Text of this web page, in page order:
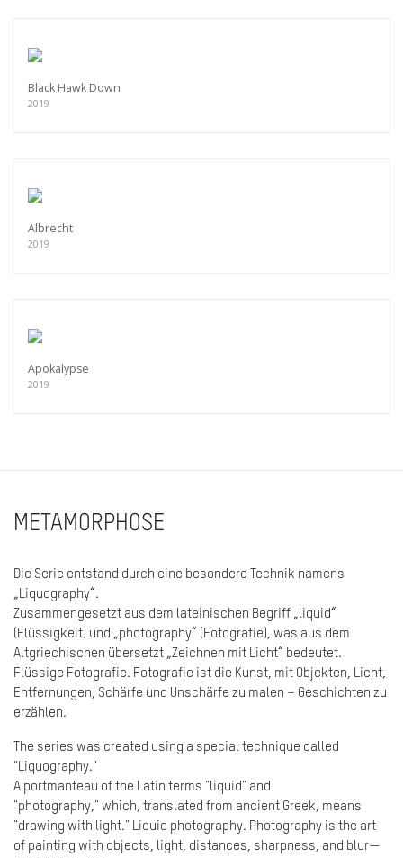
Black Hawk Down
2019
Albrecht
2019
Apokalypse
2019
METAMORPHOSE
Die Serie entstand durch eine besondere Technik namens
„Liquography“.
Zusammengesetzt aus dem lateinischen Begriff „liquid“
(Flüssigkeit) und „photography“ (Fotografie), was aus dem
Altgriechischen übersetzt „Zeichnen mit Licht“ bedeutet.
Flüssige Fotografie. Fotografie ist die Kunst, mit Objekten, Licht,
Entfernungen, Schärfe und Unschärfe zu malen – Geschichten zu
erzählen.
The series was created using a special technique called
"Liquography."
A portmanteau of the Latin terms "liquid" and
"photography," which, translated from ancient Greek, means
"drawing with light." Liquid photography. Photography is the art
of painting with objects, light, distances, sharpness, and blur—